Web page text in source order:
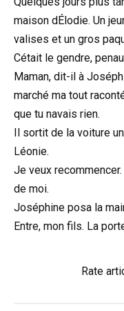
maison dÉlodie. Un
valises et un gros
Cétait le gendre,
Maman, dit-il à
marché ma tout
que tu navais rien.
Il sortit de la voiture
Léonie.
Je veux
de moi.
Joséphine posa la
Entre, mon fils. La
Rate